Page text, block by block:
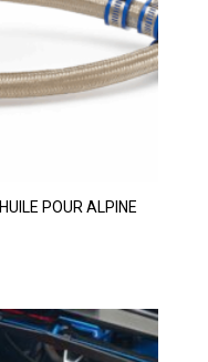
POUR ALPINE